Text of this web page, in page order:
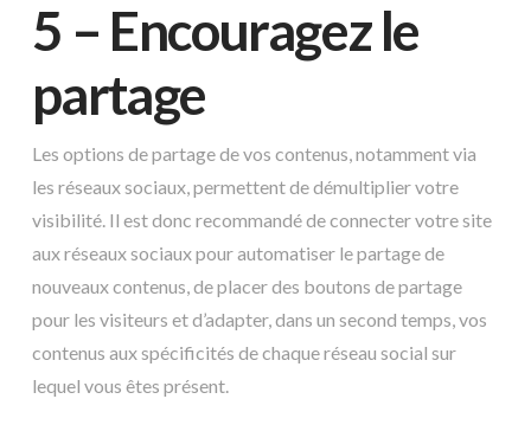
5 – Encouragez le
partage
Les options de partage de vos contenus, notamment via
les réseaux sociaux, permettent de démultiplier votre
visibilité. Il est donc recommandé de connecter votre site
aux réseaux sociaux pour automatiser le partage de
nouveaux contenus, de placer des boutons de partage
pour les visiteurs et d’adapter, dans un second temps, vos
contenus aux spécificités de chaque réseau social sur
lequel vous êtes présent.